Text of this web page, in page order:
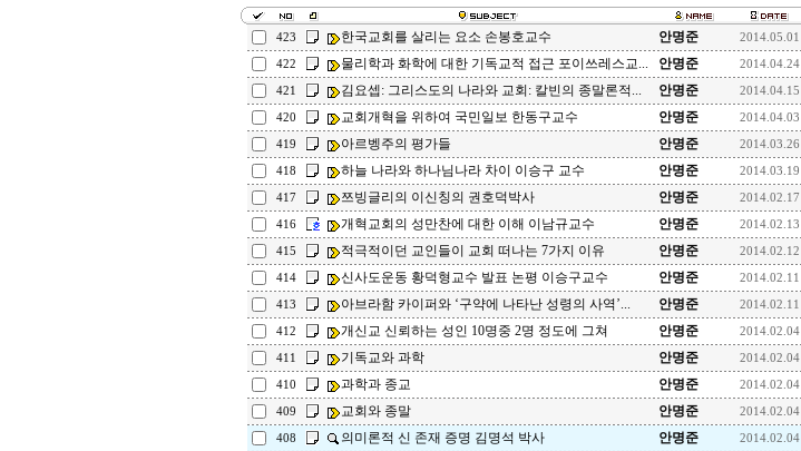
423 한국교회를 살리는 요소 손봉호교수 안명준 2014.05.01
422 물리학과 화학에 대한 기독교적 접근 포이쓰레스교... 안명준 2014.04.24
421 김요셉: 그리스도의 나라와 교회: 칼빈의 종말론적... 안명준 2014.04.15
420 교회개혁을 위하여 국민일보 한동구교수 안명준 2014.04.03
419 아르벵주의 평가들 안명준 2014.03.26
418 하늘 나라와 하나님나라 차이 이승구 교수 안명준 2014.03.19
417 쯔빙글리의 이신칭의 권호덕박사 안명준 2014.02.17
416 개혁교회의 성만찬에 대한 이해 이남규교수 안명준 2014.02.13
415 적극적이던 교인들이 교회 떠나는 7가지 이유 안명준 2014.02.12
414 신사도운동 황덕형교수 발표 논평 이승구교수 안명준 2014.02.11
413 아브라함 카이퍼와 ‘구약에 나타난 성령의 사역’... 안명준 2014.02.11
412 개신교 신뢰하는 성인 10명중 2명 정도에 그쳐 안명준 2014.02.04
411 기독교와 과학 안명준 2014.02.04
410 과학과 종교 안명준 2014.02.04
409 교회와 종말 안명준 2014.02.04
408 의미론적 신 존재 증명 김명석 박사 안명준 2014.02.04